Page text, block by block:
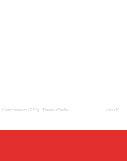
Commentaires (RSS) Thème Mimbo (niss.fr)